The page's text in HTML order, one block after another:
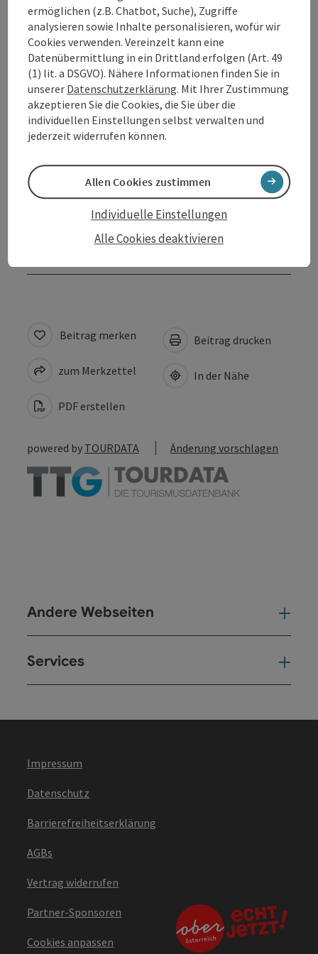
Beschreibung vollständig anzeigen
Kontakt
Öffnungszeiten
Anreise/Lage
Beitrag merken
zum Merkzettel
PDF erstellen
Beitrag drucken
In der Nähe
powered by TOURDATA Änderung vorschlagen
Andere Webseiten
Services
Impressum
Datenschutz
Barrierefreiheitserklärung
AGBs
Vertrag widerrufen
Partner-Sponsoren
Cookies anpassen
ermöglichen (z.B. Chatbot, Suche), Zugriffe
analysieren sowie Inhalte personalisieren, wofür wir
Cookies verwenden. Vereinzelt kann eine
Datenübermittlung in ein Drittland erfolgen (Art. 49
(1) lit. a DSGVO). Nähere Informationen finden Sie in
unserer Datenschutzerklärung. Mit Ihrer Zustimmung
akzeptieren Sie die Cookies, die Sie über die
individuellen Einstellungen selbst verwalten und
jederzeit widerrufen können.
Alle Cookies deaktivieren
Individuelle Einstellungen
Allen Cookies zustimmen